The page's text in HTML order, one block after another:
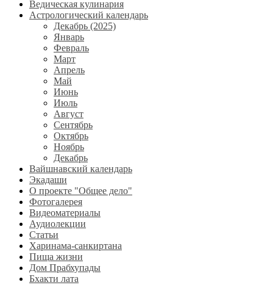
Ведическая кулинария
Астрологический календарь
Декабрь (2025)
Январь
Февраль
Март
Апрель
Май
Июнь
Июль
Август
Сентябрь
Октябрь
Ноябрь
Декабрь
Вайшнавский календарь
Экадаши
О проекте "Общее дело"
Фотогалерея
Видеоматериалы
Аудиолекции
Статьи
Харинама-санкиртана
Пища жизни
Дом Прабхупады
Бхакти лата